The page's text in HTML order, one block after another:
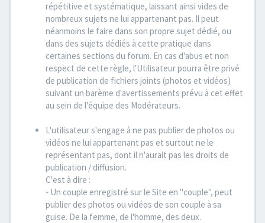
répétitive et systématique, laissant ainsi vides de
nombreux sujets ne lui appartenant pas. Il peut
néanmoins le faire dans son propre sujet dédié, ou
dans des sujets dédiés à cette pratique dans
certaines sections du forum. En cas d'abus et non
respect de cette règle, l'Utilisateur pourra être privé
de publication de fichiers joints (photos et vidéos)
suivant un barème d'avertissements prévu à cet effet
au sein de l'équipe des Modérateurs.
L'utilisateur s'engage à ne pas publier de photos ou
vidéos ne lui appartenant pas et surtout ne le
représentant pas, dont il n'aurait pas les droits de
publication / diffusion.
C'est à dire :
- Un couple enregistré sur le Site en "couple", peut
publier des photos ou vidéos de son couple à sa
guise. De la femme, de l'homme, des deux.